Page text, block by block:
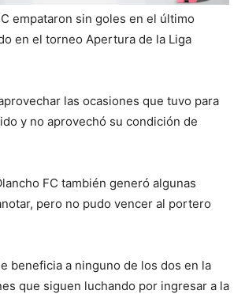
empataron sin goles en el último
en el torneo Apertura de la Liga
las ocasiones que tuvo para
y no aprovechó su condición de
FC también generó algunas
pero no pudo vencer al portero
beneficia a ninguno de los dos en la
que siguen luchando por ingresar a la